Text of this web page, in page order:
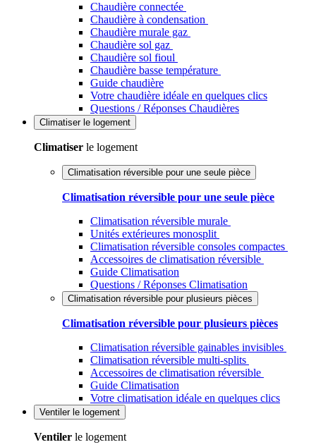
Chaudière connectée
Chaudière à condensation
Chaudière murale gaz
Chaudière sol gaz
Chaudière sol fioul
Chaudière basse température
Guide chaudière
Votre chaudière idéale en quelques clics
Questions / Réponses Chaudières
Climatiser le logement
Climatiser le logement
Climatisation réversible pour une seule pièce
Climatisation réversible pour une seule pièce
Climatisation réversible murale
Unités extérieures monosplit
Climatisation réversible consoles compactes
Accessoires de climatisation réversible
Guide Climatisation
Questions / Réponses Climatisation
Climatisation réversible pour plusieurs pièces
Climatisation réversible pour plusieurs pièces
Climatisation réversible gainables invisibles
Climatisation réversible multi-splits
Accessoires de climatisation réversible
Guide Climatisation
Votre climatisation idéale en quelques clics
Ventiler le logement
Ventiler le logement